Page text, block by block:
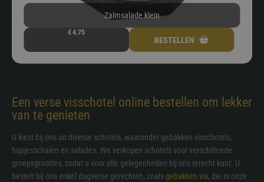
Zalmsalade klein
€4.75
BESTELLEN
Een verse visschotel online bestellen om lekker
van te genieten
U kiest bij ons uit diverse schotels, waaronder gebakken visschotels,
hapjesschalen en salades. We verkopen schotels voor verschillende
groepsgroottes, zodat u voor alle gelegenheden bij ons terecht kunt. U
bestelt bij ons enkel dagverse gerechten, zoalsgebakken vis, die in onze